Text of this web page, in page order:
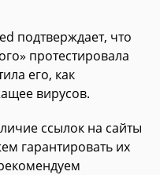
подтверждает, что
протестировала
его, как
вирусов.
ссылок на сайты
гарантировать их